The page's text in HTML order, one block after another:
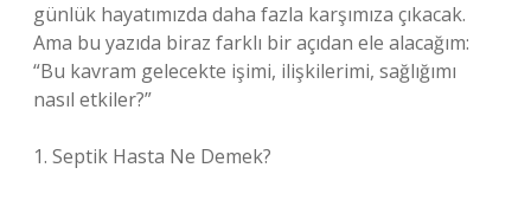
günlük hayatımızda daha fazla karşımıza çıkacak.
Ama bu yazıda biraz farklı bir açıdan ele alacağım:
“Bu kavram gelecekte işimi, ilişkilerimi, sağlığımı
nasıl etkiler?”
1. Septik Hasta Ne Demek?